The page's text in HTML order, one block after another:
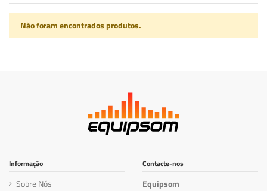
Não foram encontrados produtos.
Informação
Sobre Nós
Contacte-nos
Equipsom